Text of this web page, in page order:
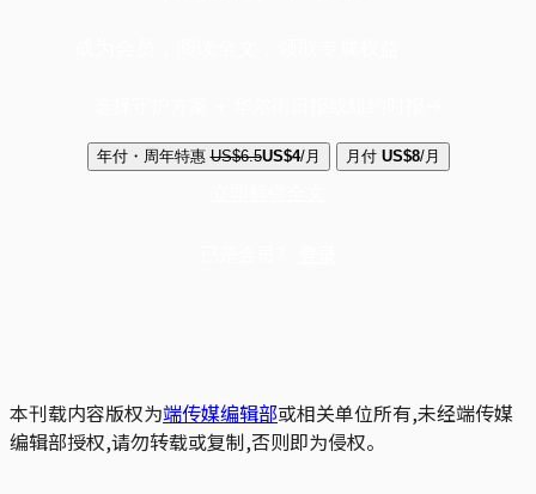
年付・周年特惠 US$6.5US$4/月 月付 US$8/月
本刊载内容版权为端传媒编辑部或相关单位所有,未经端传媒
编辑部授权,请勿转载或复制,否则即为侵权。